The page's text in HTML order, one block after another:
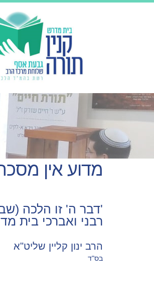
מדוע אין
'דבר ה' זו הלכה
רבני ואברכי בית
הרב ינון קליין שליט"א
בס"ד